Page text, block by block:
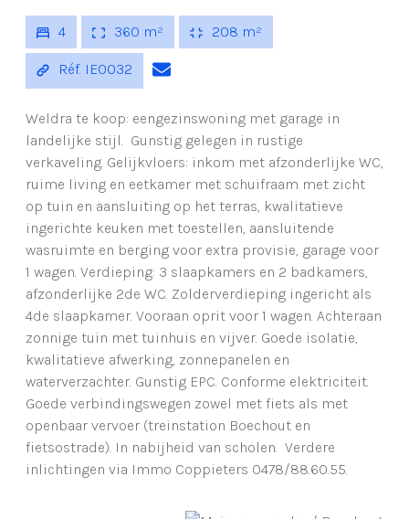
4 360 m² 208 m²
Réf. IE0032
Weldra te koop: eengezinswoning met garage in
landelijke stijl. Gunstig gelegen in rustige
verkaveling. Gelijkvloers: inkom met afzonderlijke WC,
ruime living en eetkamer met schuifraam met zicht
op tuin en aansluiting op het terras, kwalitatieve
ingerichte keuken met toestellen, aansluitende
wasruimte en berging voor extra provisie, garage voor
1 wagen. Verdieping: 3 slaapkamers en 2 badkamers,
afzonderlijke 2de WC. Zolderverdieping ingericht als
4de slaapkamer. Vooraan oprit voor 1 wagen. Achteraan
zonnige tuin met tuinhuis en vijver. Goede isolatie,
kwalitatieve afwerking, zonnepanelen en
waterverzachter. Gunstig EPC. Conforme elektriciteit.
Goede verbindingswegen zowel met fiets als met
openbaar vervoer (treinstation Boechout en
fietsostrade). In nabijheid van scholen. Verdere
inlichtingen via Immo Coppieters 0478/88.60.55.